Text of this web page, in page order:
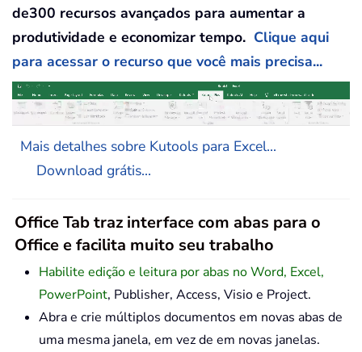
de300 recursos avançados para aumentar a
produtividade e economizar tempo. Clique aqui
para acessar o recurso que você mais precisa...
Mais detalhes sobre Kutools para Excel...
Download grátis...
Office Tab traz interface com abas para o
Office e facilita muito seu trabalho
Habilite edição e leitura por abas no Word, Excel,
PowerPoint, Publisher, Access, Visio e Project.
Abra e crie múltiplos documentos em novas abas de
uma mesma janela, em vez de em novas janelas.